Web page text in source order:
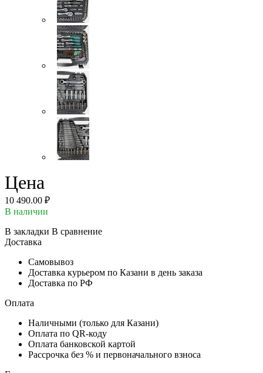
Цена
10 490.00 ₽
В наличии
В закладки В сравнение
Доставка
Самовывоз
Доставка курьером по Казани в день заказа
Доставка по РФ
Оплата
Наличными (только для Казани)
Оплата по QR-коду
Оплата банковской картой
Рассрочка без % и первоначального взноса